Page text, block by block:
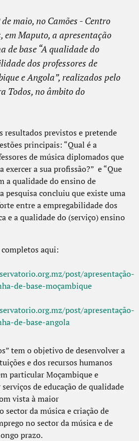
maio, no Camões - Centro
em Maputo, a apresentação
de base “A qualidade do
dos professores de
e Angola”, realizados pelo
Todos, no âmbito do
resultados previstos e pretende
principais: “Qual é a
de música diplomados que
exercer a sua profissão?” e “Que
a qualidade do ensino de
pesquisa concluiu que existe uma
entre a empregabilidade dos
e a qualidade do (serviço) ensino
aqui:
post/apresentação-
de-base-moçambique
post/apresentação-
de-base-angola
tem o objetivo de desenvolver a
e dos recursos humanos
particular Moçambique e
de educação de qualidade
vista à maior
sector da música e criação de
no sector da música e de
prazo.